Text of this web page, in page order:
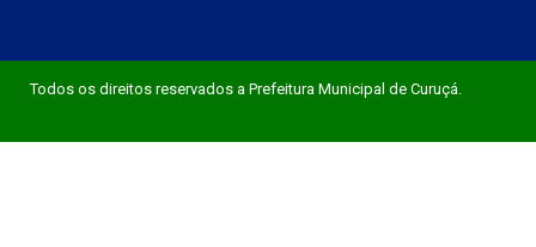
Todos os direitos reservados a Prefeitura Municipal de Curuçá.